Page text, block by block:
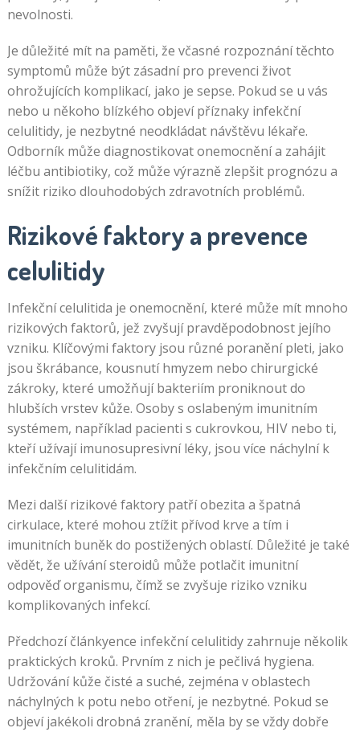
nevolnosti.
Je důležité mít na paměti, že včasné rozpoznání těchto
symptomů může být zásadní pro prevenci život
ohrožujících komplikací, jako je sepse. Pokud se u vás
nebo u někoho blízkého objeví příznaky infekční
celulitidy, je nezbytné neodkládat návštěvu lékaře.
Odborník může diagnostikovat onemocnění a zahájit
léčbu antibiotiky, což může výrazně zlepšit prognózu a
snížit riziko dlouhodobých zdravotních problémů.
Rizikové faktory a prevence
celulitidy
Infekční celulitida je onemocnění, které může mít mnoho
rizikových faktorů, jež zvyšují pravděpodobnost jejího
vzniku. Klíčovými faktory jsou různé poranění pleti, jako
jsou škrábance, kousnutí hmyzem nebo chirurgické
zákroky, které umožňují bakteriím proniknout do
hlubších vrstev kůže. Osoby s oslabeným imunitním
systémem, například pacienti s cukrovkou, HIV nebo ti,
kteří užívají imunosupresivní léky, jsou více náchylní k
infekčním celulitidám.
Mezi další rizikové faktory patří obezita a špatná
cirkulace, které mohou ztížit přívod krve a tím i
imunitních buněk do postižených oblastí. Důležité je také
vědět, že užívání steroidů může potlačit imunitní
odpověď organismu, čímž se zvyšuje riziko vzniku
komplikovaných infekcí.
Předchozí článkyence infekční celulitidy zahrnuje několik
praktických kroků. Prvním z nich je pečlivá hygiena.
Udržování kůže čisté a suché, zejména v oblastech
náchylných k potu nebo otření, je nezbytné. Pokud se
objeví jakékoli drobná zranění, měla by se vždy dobře